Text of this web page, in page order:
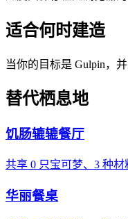
适合何时建造
当你的目标是 Gulpin，
替代栖息地
饥肠辘辘餐厅
共享 0 只宝可梦、3 种材
华丽餐桌